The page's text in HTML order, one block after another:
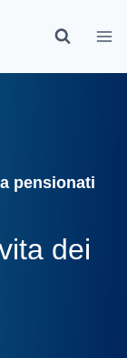
pensionati
dei